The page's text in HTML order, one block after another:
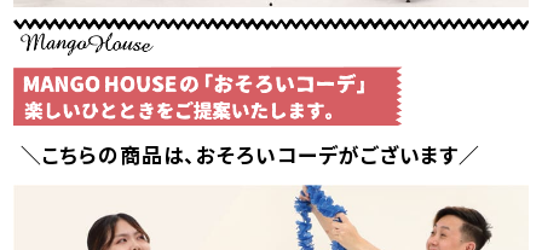
＼こちらの商品は、おそろいコーデがございます／